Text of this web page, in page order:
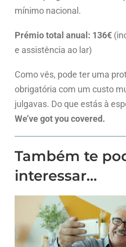
mínimo nacional.
Prémio total anual: 136€
e assistência ao lar)
Como vês, pode ter uma
obrigatória com um custo
julgavas. Do que estás à
We’ve got you covered.
Também te
interessar…